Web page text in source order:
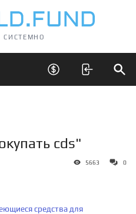
СИСТЕМНО
Открыть скрытые
cds"
5663 0
средства для